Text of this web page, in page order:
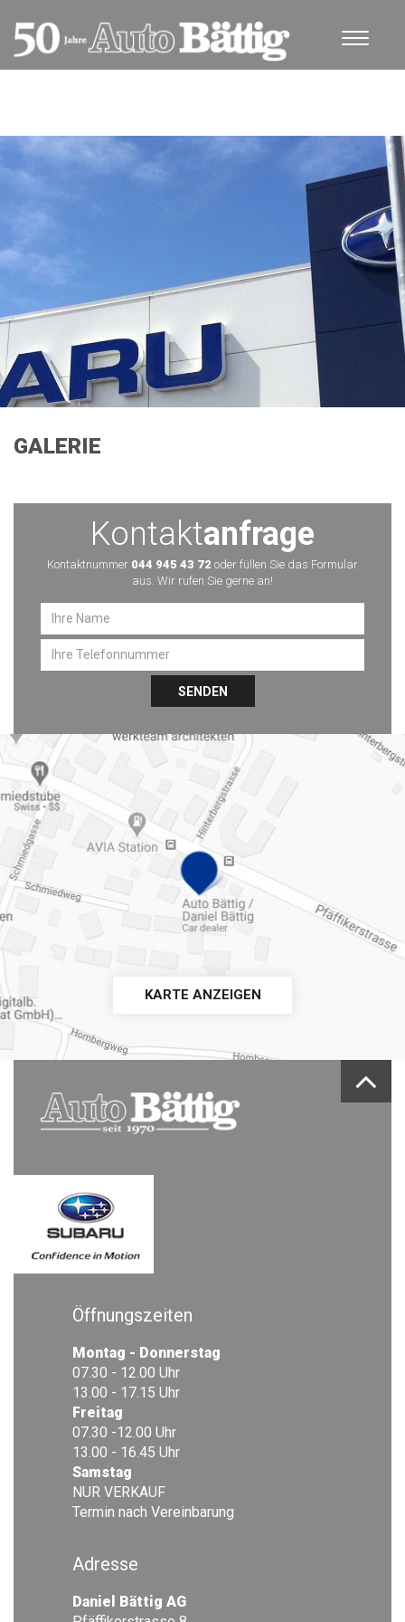
GALERIE
Kontaktanfrage
Kontaktnummer 044 945 43 72 oder füllen Sie das Formular
aus. Wir rufen Sie gerne an!
SENDEN
KARTE ANZEIGEN
Öffnungszeiten
Montag - Donnerstag
07.30 - 12.00 Uhr
13.00 - 17.15 Uhr
Freitag
07.30 -12.00 Uhr
13.00 - 16.45 Uhr
Samstag
NUR VERKAUF
Termin nach Vereinbarung
Adresse
Daniel Bättig AG